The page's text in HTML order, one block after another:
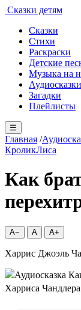
Сказки детям
Сказки
Стихи
Раскраски
Детские
Музыка на
Аудиосказки
Загадки
Плейлисты
☰
Главная /
КроликЛиса
Как
A− A A+
Харрис Джоэль